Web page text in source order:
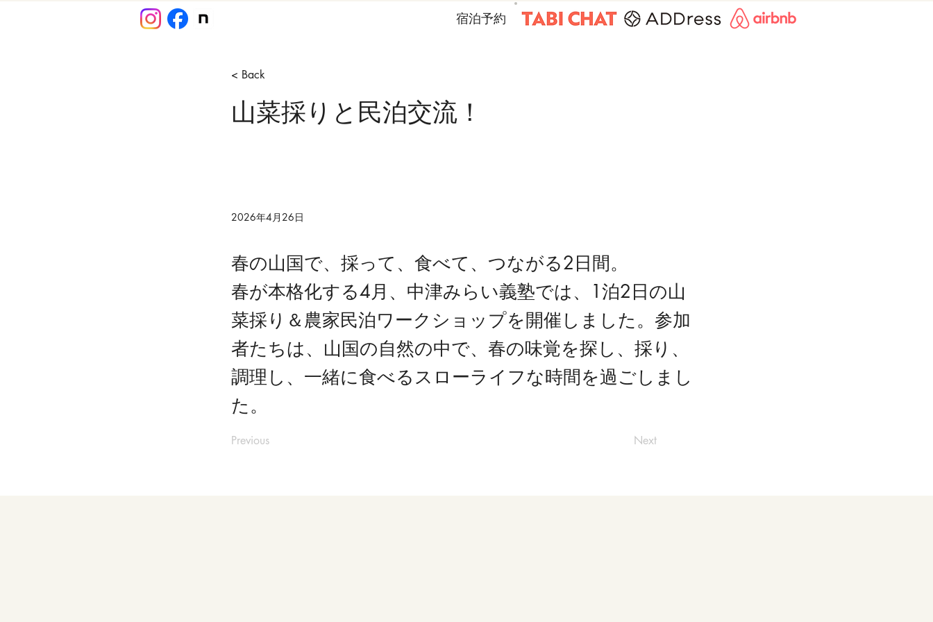
宿泊予約
< Back
山菜採りと民泊交流！
2026年4月26日
春の山国で、採って、食べて、つながる2日間。
春が本格化する4月、中津みらい義塾では、1泊2日の山
菜採り＆農家民泊ワークショップを開催しました。参加
者たちは、山国の自然の中で、春の味覚を探し、採り、
調理し、一緒に食べるスローライフな時間を過ごしまし
た。
Previous Next